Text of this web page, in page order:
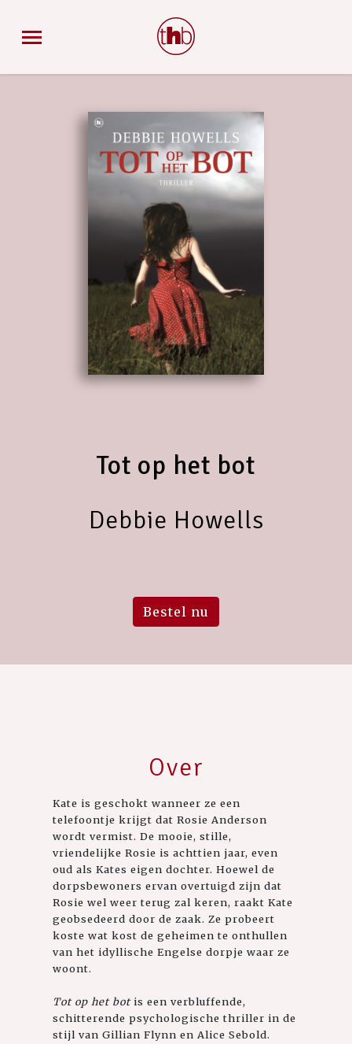
Tot op het bot
Debbie Howells
Bestel nu
Over
Kate is geschokt wanneer ze een
telefoontje krijgt dat Rosie Anderson
wordt vermist. De mooie, stille,
vriendelijke Rosie is achttien jaar, even
oud als Kates eigen dochter. Hoewel de
dorpsbewoners ervan overtuigd zijn dat
Rosie wel weer terug zal keren, raakt Kate
geobsedeerd door de zaak. Ze probeert
koste wat kost de geheimen te onthullen
van het idyllische Engelse dorpje waar ze
woont.
Tot op het botis een verbluffende,
schitterende psychologische thriller in de
stijl van Gillian Flynn en Alice Sebold.